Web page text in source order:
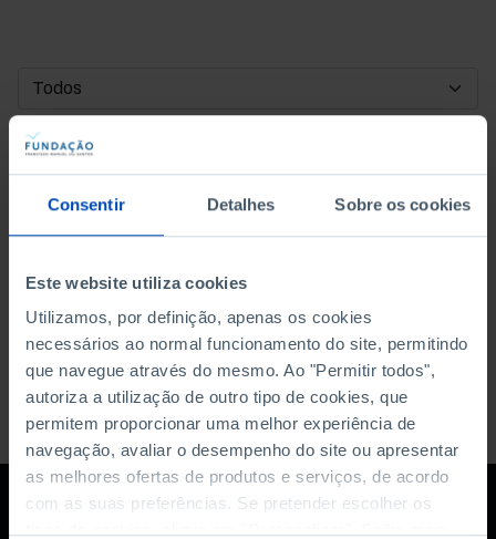
Consentir Detalhes Sobre os cookies
Este website utiliza cookies
Utilizamos, por definição, apenas os cookies
necessários ao normal funcionamento do site, permitindo
que navegue através do mesmo. Ao "Permitir todos",
autoriza a utilização de outro tipo de cookies, que
permitem proporcionar uma melhor experiência de
navegação, avaliar o desempenho do site ou apresentar
as melhores ofertas de produtos e serviços, de acordo
com as suas preferências. Se pretender escolher os
DATA DE INÍCIO
DATA DE FIM